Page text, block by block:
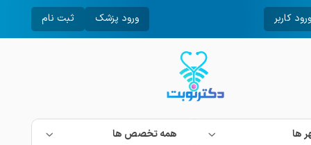
ورود کاربر ورود پزشک ثبت نام
ها همه تخصص ها